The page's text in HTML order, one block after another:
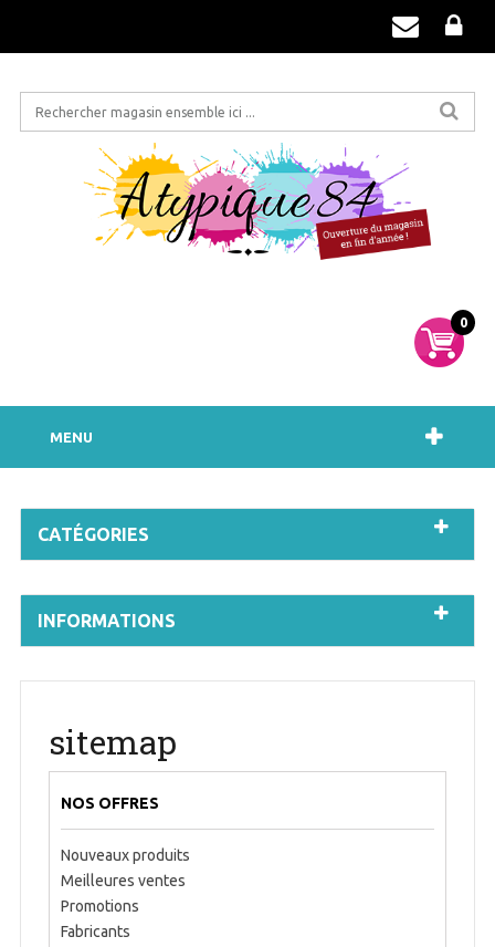
0
MENU
CATÉGORIES
INFORMATIONS
sitemap
NOS OFFRES
Nouveaux produits
Meilleures ventes
Promotions
Fabricants